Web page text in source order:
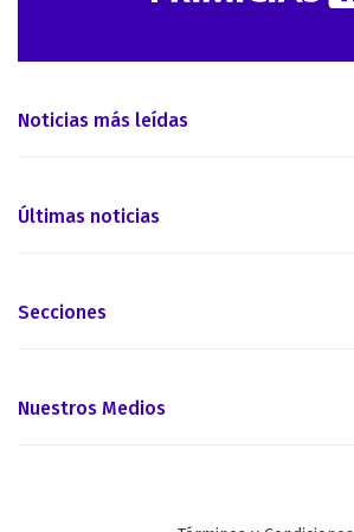
Noticias más leídas
Últimas noticias
Secciones
Nuestros Medios